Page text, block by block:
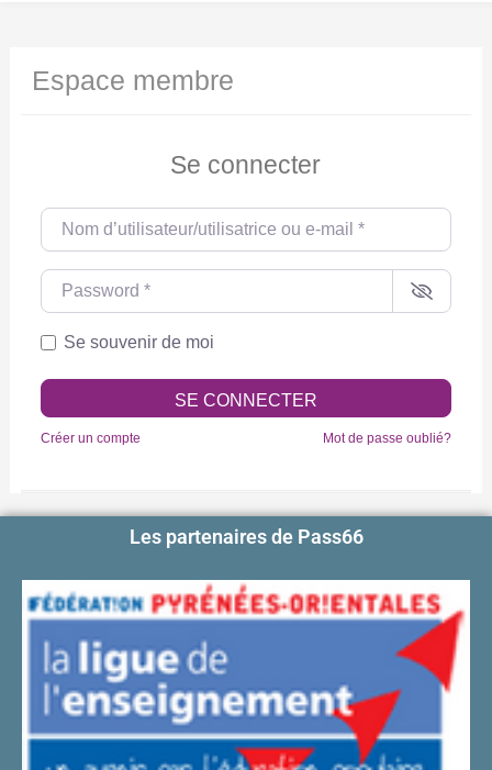
Espace membre
Se connecter
Nom d’utilisateur/utilisatrice ou e-mail
Password
Se souvenir de moi
SE CONNECTER
Créer un compte Mot de passe oublié?
Les partenaires de Pass66